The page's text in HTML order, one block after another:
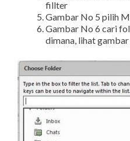
fillter
Gambar No 5 pilih
Gambar No 6 cari
dimana, lihat